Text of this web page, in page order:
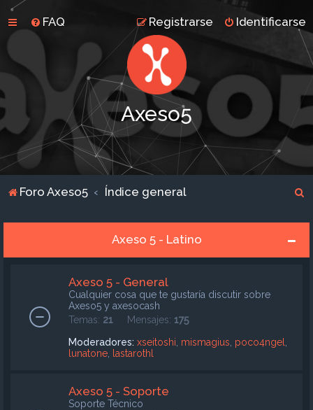
FAQ Identificarse
Registrarse
Axeso5
Foro Axeso5 Índice general
Axeso 5 - Latino
Axeso 5 - General
Cualquier cosa que te gustaría discutir sobre
Axeso5 y axesocash
Temas: 21 Mensajes: 175
Moderadores: xseitoshi mismagius poco4ngel
lunatone
lastarothl
Axeso 5 - Soporte
Soporte Técnico